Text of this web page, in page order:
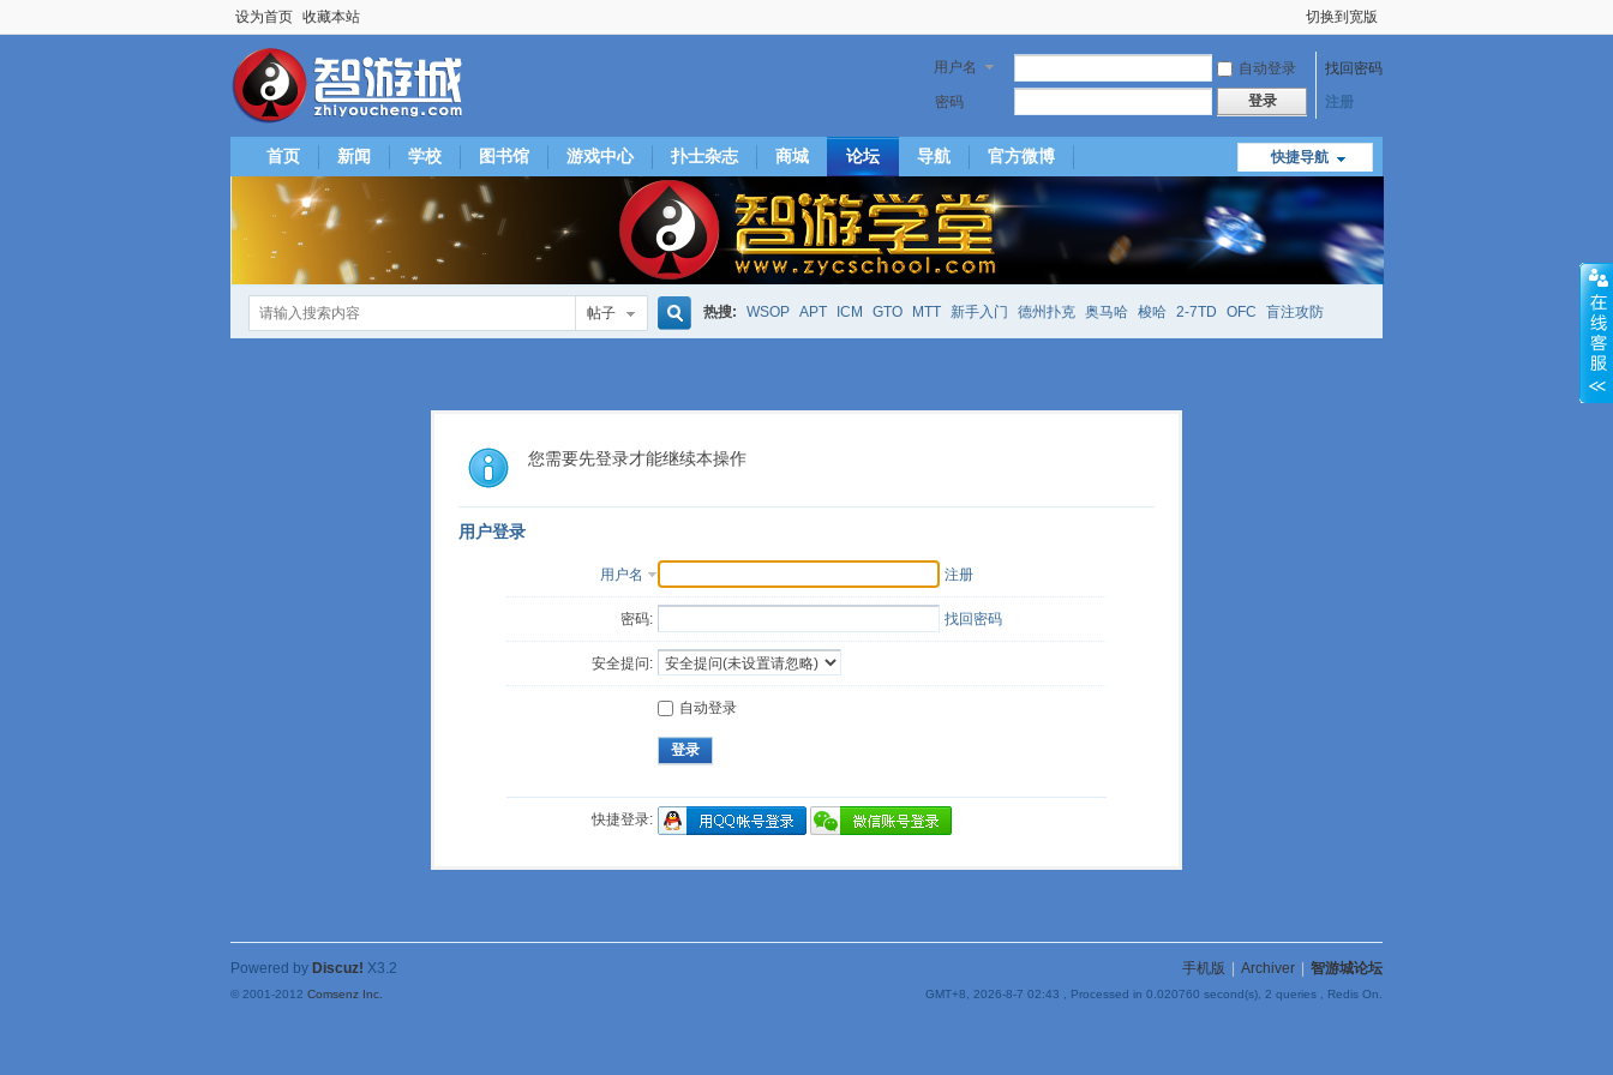
设为首页 收藏本站 切换到宽版
用户名 自动登录
找回密码
密码
登录 注册
快捷导航
首页 新闻 学校 图书馆 游戏中心 扑士杂志 商城 论坛 导航 官方微博
帖子
索
热搜: WSOP APT ICM GTO MTT 新手入门 德州扑克 奥马哈 梭哈 2-7TD OFC 盲注攻防
大发取钱 短筹码优势 澳门 永利
您需要先登录才能继续本操作
用户登录
用户名 注册
密码: 找回密码
安全提问:
自动登录
登录
快捷登录:
手机版 Archiver 智游城论坛
GMT+8, 2026-8-7 02:43 , Processed in 0.020760 second(s), 2 queries , Redis On.
Powered by Discuz! X3.2
© 2001-2012 Comsenz Inc.